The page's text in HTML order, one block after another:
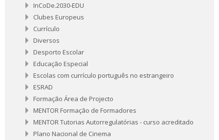
InCoDe.2030-EDU
Clubes Europeus
Currículo
Diversos
Desporto Escolar
Educação Especial
Escolas com currículo português no estrangeiro
ESRAD
Formação Área de Projecto
MENTOR Formação de Formadores
MENTOR Tutorias Autorregulatórias - curso acreditado
Plano Nacional de Cinema